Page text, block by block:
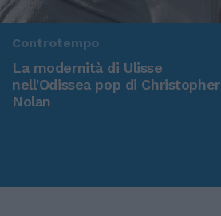
Controtempo
La modernità di Ulisse
nell'Odissea pop di Christopher
Nolan